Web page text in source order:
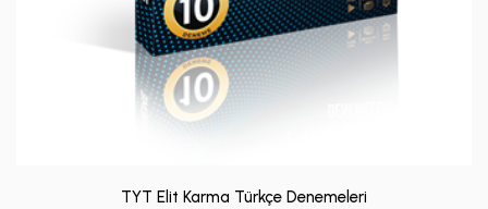
TYT Elit Karma Türkçe Denemeleri